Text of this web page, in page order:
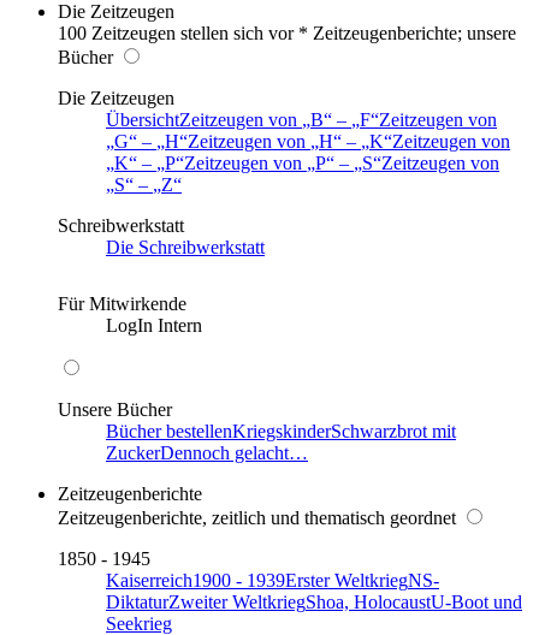
Die Zeitzeugen
100 Zeitzeugen stellen sich vor * Zeitzeugenberichte; unsere
Bücher
Die Zeitzeugen
ÜbersichtZeitzeugen von B – F Zeitzeugen von
G
– H Zeitzeugen von H – K Zeitzeugen von
K
– P Zeitzeugen von P – S Zeitzeugen von
S
–
Z
Schreibwerkstatt
Die Schreibwerkstatt
Für Mitwirkende
LogIn Intern
Unsere Bücher
Bücher bestellenKriegskinderSchwarzbrot mit
ZuckerDennoch gelacht…
Zeitzeugenberichte
Zeitzeugenberichte, zeitlich und thematisch geordnet
1850 - 1945
Kaiserreich1900 - 1939Erster WeltkriegNS-
DiktaturZweiter WeltkriegShoa, HolocaustU-Boot und
Seekrieg